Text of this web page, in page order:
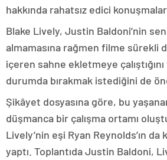
hakkında rahatsız edici konuşmalar
Blake Lively, Justin Baldoni’nin
almamasına rağmen filme sürekli
içeren sahne ekletmeye
durumda bırakmak istediğini de
Şikâyet dosyasına göre, bu
düşmanca bir çalışma ortamı
Lively’nin eşi Ryan Reynolds’ın da
yaptı. Toplantıda Justin Baldoni,